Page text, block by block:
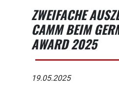
ZWEIFACHE
CAMM BEIM
AWARD 2025
19.05.2025